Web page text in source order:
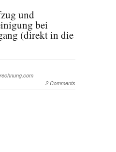
und
bei
(direkt in die
2 Comments